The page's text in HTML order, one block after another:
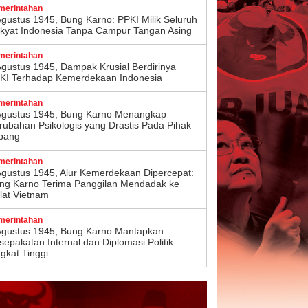
1945, Bung Karno: PPKI Milik Seluruh
Indonesia Tanpa Campur Tangan Asing
1945, Dampak Krusial Berdirinya
Terhadap Kemerdekaan Indonesia
1945, Bung Karno Menangkap
Psikologis yang Drastis Pada Pihak
1945, Alur Kemerdekaan Dipercepat:
Karno Terima Panggilan Mendadak ke
Vietnam
1945, Bung Karno Mantapkan
Internal dan Diplomasi Politik
Tinggi